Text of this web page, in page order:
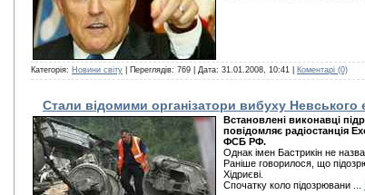
Категорія: Новини світу | Переглядів: 769 | Дата: 31.01.2008, 10:41 Коментарі (0)
Стали відомими організатори вибуху Невського
Встановлені виконавці
повідомляє радіостанція
ФСБ РФ.
Однак імен Бастрикін не
Раніше говорилося, що
Хідриєві.
Спочатку коло підозрювани